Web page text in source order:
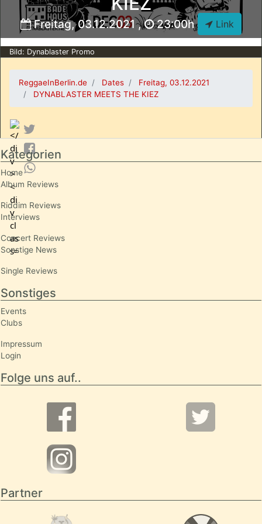
Freitag, 03.12.2021 , 23:00h Link
Bild: Dynablaster Promo
ReggaeInBerlin.de Dates
Freitag, 03.12.2021
DYNABLASTER MEETS THE KIEZ
i
v
e
s
t
r
e
a
J
L
o
u
L
a
r
g
i
K
a
r
n
e
v
a
Kategorien
Home
Album Reviews
Riddim Reviews
Interviews
Concert Reviews
Sonstige News
Single Reviews
Sonstiges
Events
Clubs
Impressum
Login
Folge uns auf..
Partner